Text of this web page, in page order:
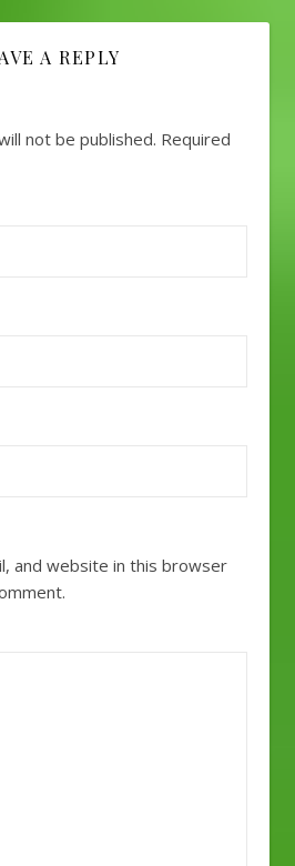
A REPLY
not be published. Required
and website in this browser